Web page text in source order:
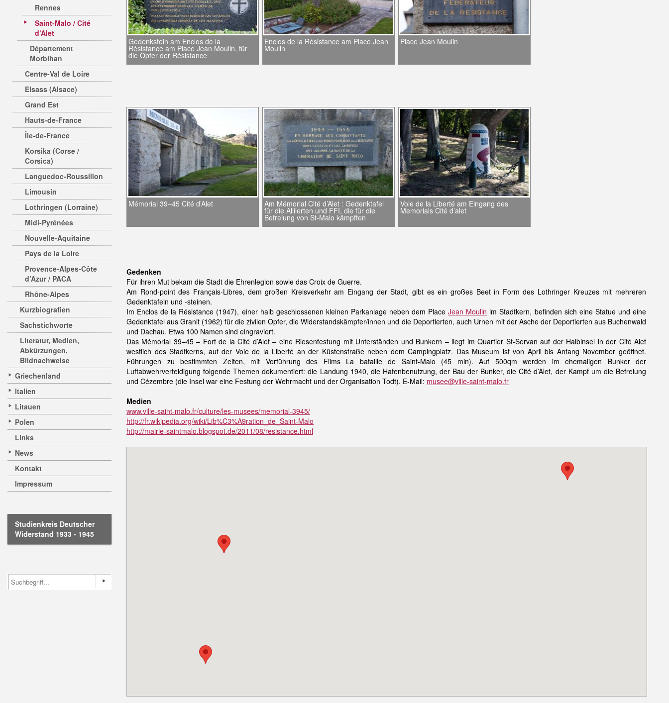
Rennes
Saint-Malo / Cité
d‘Alet
Département
Morbihan
Centre-Val de Loire
Elsass (Alsace)
Grand Est
Hauts-de-France
Île-de-France
Korsika (Corse /
Corsica)
Languedoc-Roussillon
Limousin
Lothringen (Lorraine)
Midi-Pyrénées
Nouvelle-Aquitaine
Pays de la Loire
Provence-Alpes-Côte
d’Azur / PACA
Rhône-Alpes
Kurzbiografien
Sachstichworte
Literatur, Medien,
Abkürzungen,
Bildnachweise
Griechenland
Italien
Litauen
Polen
Links
News
Kontakt
Impressum
Studienkreis Deutscher
Widerstand 1933 - 1945
Gedenkstein am Enclos de la
Résistance am Place Jean Moulin, für
die Opfer der Résistance
Enclos de la Résistance am Place Jean
Moulin
Place Jean Moulin
Mémorial 39–45 Cité d’Alet Am Mémorial Cité d’Alet : Gedenktafel
für die Alliierten und FFI, die für die
Befreiung von St-Malo kämpften
Voie de la Liberté am Eingang des
Memorials Cité d’alet
Gedenken
Für ihren Mut bekam die Stadt die Ehrenlegion sowie das Croix de Guerre.
Am Rond-point des Français-Libres, dem großen Kreisverkehr am Eingang der Stadt, gibt es ein großes Beet in Form des Lothringer Kreuzes mit mehreren
Gedenktafeln und -steinen.
Im Enclos de la Résistance (1947), einer halb geschlossenen kleinen Parkanlage neben dem PlaceJean Moulin im Stadtkern, befinden sich eine Statue und eine
Gedenktafel aus Granit (1962) für die zivilen Opfer, die Widerstandskämpfer/innen und die Deportierten, auch Urnen mit der Asche der Deportierten aus Buchenwald
und Dachau. Etwa 100 Namen sind eingraviert.
Das Mémorial 39–45 – Fort de la Cité d’Alet – eine Riesenfestung mit Unterständen und Bunkern – liegt im Quartier St-Servan auf der Halbinsel in der Cité Alet
westlich des Stadtkerns, auf der Voie de la Liberté an der Küstenstraße neben dem Campingplatz. Das Museum ist von April bis Anfang November geöffnet.
Führungen zu bestimmten Zeiten, mit Vorführung des Films La bataille de Saint-Malo (45 min). Auf 500qm werden im ehemaligen Bunker der
Luftabwehrverteidigung folgende Themen dokumentiert: die Landung 1940, die Hafenbenutzung, der Bau der Bunker, die Cité d’Alet, der Kampf um die Befreiung
und Cézembre (die Insel war eine Festung der Wehrmacht und der Organisation Todt). E-Mail: musee@ville-saint-malo.fr
Medien
www.ville-saint-malo.fr/culture/les-musees/memorial-3945/
http://fr.wikipedia.org/wiki/Lib%C3%A9ration_de_Saint-Malo
http://mairie-saintmalo.blogspot.de/2011/08/resistance.html